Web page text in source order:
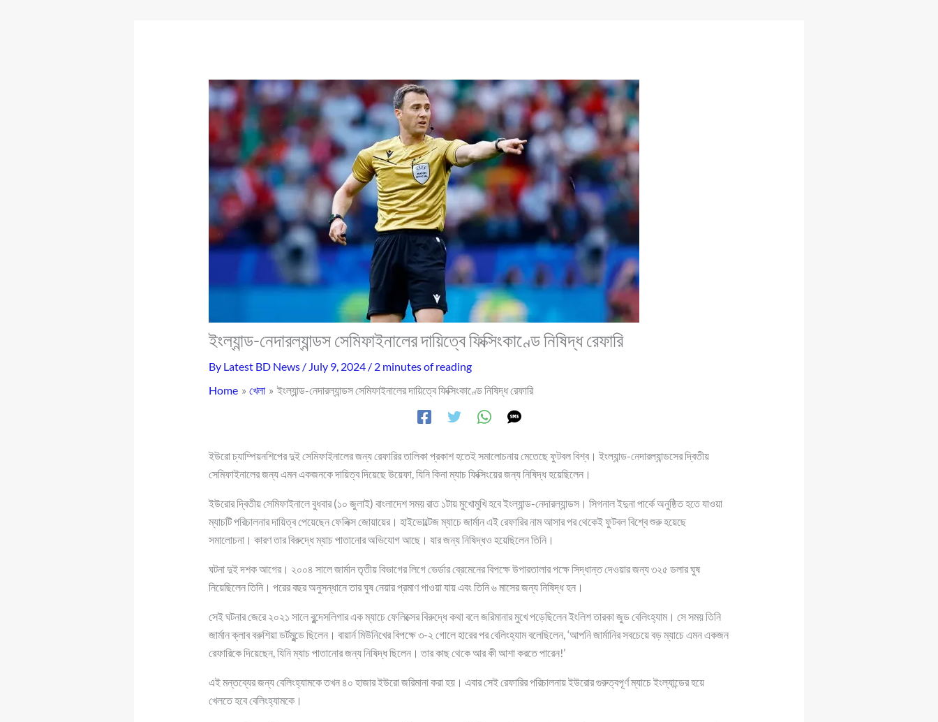
ইংল্যান্ড-নেদারল্যান্ডস সেমিফাইনালের দায়িত্বে ফিক্সিংকাণ্ডে নিষিদ্ধ রেফারি
By Latest BD News / July 9, 2024 / 2 minutes of reading
Home
খেলা ইংল্যান্ড-নেদারল্যান্ডস সেমিফাইনালের দায়িত্বে ফিক্সিংকাণ্ডে নিষিদ্ধ রেফারি
ইউরো চ্যাম্পিয়নশিপের দুই সেমিফাইনালের জন্য রেফারির তালিকা প্রকাশ হতেই সমালোচনায় মেতেছে ফুটবল বিশ্ব। ইংল্যান্ড-নেদারল্যান্ডসের দ্বিতীয়
সেমিফাইনালের জন্য এমন একজনকে দায়িত্ব দিয়েছে উয়েফা, যিনি কিনা ম্যাচ ফিক্সিংয়ের জন্য নিষিদ্ধ হয়েছিলেন।
ইউরোর দ্বিতীয় সেমিফাইনালে বুধবার (১০ জুলাই) বাংলাদেশ সময় রাত ১টায় মুখোমুখি হবে ইংল্যান্ড-নেদারল্যান্ডস। সিগনাল ইদুনা পার্কে অনুষ্ঠিত হতে যাওয়া
ম্যাচটি পরিচালনার দায়িত্ব পেয়েছেন ফেলিক্স জোয়ায়ের। হাইভোল্টেজ ম্যাচে জার্মান এই রেফারির নাম আসার পর থেকেই ফুটবল বিশ্বে শুরু হয়েছে
সমালোচনা। কারণ তার বিরুদ্ধে ম্যাচ পাতানোর অভিযোগ আছে। যার জন্য নিষিদ্ধও হয়েছিলেন তিনি।
ঘটনা দুই দশক আগের। ২০০৪ সালে জার্মান তৃতীয় বিভাগের লিগে ভের্ডার ব্রেমেনের বিপক্ষে উপারতালার পক্ষে সিদ্ধান্ত দেওয়ার জন্য ৩২৫ ডলার ঘুষ
নিয়েছিলেন তিনি। পরের বছর অনুসন্ধানে তার ঘুষ নেয়ার প্রমাণ পাওয়া যায় এবং তিনি ৬ মাসের জন্য নিষিদ্ধ হন।
সেই ঘটনার জেরে ২০২১ সালে বুন্দেসলিগার এক ম্যাচে ফেলিক্সের বিরুদ্ধে কথা বলে জরিমানার মুখে পড়েছিলেন ইংলিশ তারকা জুড বেলিংহ্যাম। সে সময় তিনি
জার্মান ক্লাব বরুশিয়া ডর্টমুন্ডে ছিলেন। বায়ার্ন মিউনিখের বিপক্ষে ৩-২ গোলে হারের পর বেলিংহ্যাম বলেছিলেন, ‘আপনি জার্মানির সবচেয়ে বড় ম্যাচে এমন একজন
রেফারিকে দিয়েছেন, যিনি ম্যাচ পাতানোর জন্য নিষিদ্ধ ছিলেন। তার কাছ থেকে আর কী আশা করতে পারেন!’
এই মন্তব্যের জন্য বেলিংহ্যামকে তখন ৪০ হাজার ইউরো জরিমানা করা হয়। এবার সেই রেফারির পরিচালনায় ইউরোর গুরুত্বপূর্ণ ম্যাচে ইংল্যান্ডের হয়ে
খেলতে হবে বেলিংহ্যামকে।